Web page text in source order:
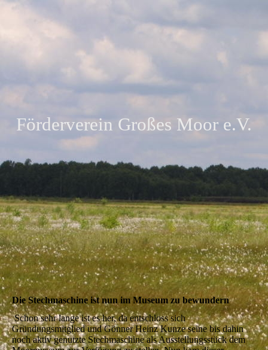
Förderverein Großes Moor e.V.
Die Stechmaschine ist nun im Museum zu bewundern
Schon sehr lange ist es her, da entschloss sich
Gründungsmitglied und Gönner Heinz Kunze seine bis dahin
noch aktiv genutzte Stechmaschine als Ausstellungsstück dem